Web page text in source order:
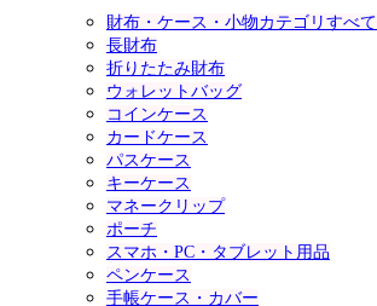
財布・ケース・小物カテゴリすべて
長財布
折りたたみ財布
ウォレットバッグ
コインケース
カードケース
パスケース
キーケース
マネークリップ
ポーチ
スマホ・PC・タブレット用品
ペンケース
手帳ケース・カバー